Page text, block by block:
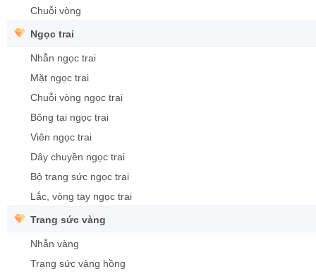
Chuỗi vòng
Ngọc trai
Nhẫn ngọc trai
Mặt ngọc trai
Chuỗi vòng ngọc trai
Bông tai ngọc trai
Viên ngọc trai
Dây chuyền ngọc trai
Bộ trang sức ngọc trai
Lắc, vòng tay ngọc trai
Trang sức vàng
Nhẫn vàng
Trang sức vàng hồng